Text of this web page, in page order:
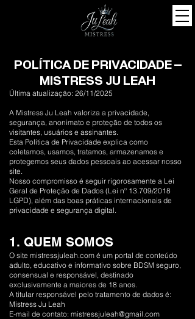
POLÍTICA DE PRIVACIDADE –
MISTRESS JU LEAH
Última atualização: 26/11/2025
A Mistress Ju Leah valoriza a privacidade,
segurança, anonimato e proteção de todos os
visitantes, usuários e assinantes.
Esta Política de Privacidade explica como
coletamos, usamos, tratamos, armazenamos e
protegemos seus dados pessoais ao acessar nosso
site.
Nosso compromisso é seguir rigorosamente a Lei
Geral de Proteção de Dados (Lei nº 13.709/2018
LGPD), além das boas práticas internacionais de
privacidade e segurança digital.
1. QUEM SOMOS
O site mistressjuleah.com é um portal de conteúdo
adulto, educativo e informativo sobre BDSM seguro,
consensual e responsável, destinado
exclusivamente a maiores de 18 anos.
A titular responsável pelo tratamento de dados é:
Mistress Ju Leah
E-mail de contato: mistressjuleah@gmail.com